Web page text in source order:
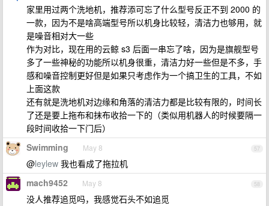
家里用过两个洗地机，推荐添可忘了什么型号反正不到 2000 的
一款，因为不是啥高端型号所以机身比较轻，清洁力也够用，就
是噪音相对大一些
作为对比，现在用的云鲸 s3 后面一串忘了啥，因为是旗舰型号
多了一些神秘的功能所以机身很重，清洁力好一些但是不多，手
感和噪音控制更好但是如果只考虑作为一个搞卫生的工具，不如
上面这款
还有就是洗地机对边缘和角落的清洁力都是比较有限的，时间长
了还是要上拖布和抹布收拾一下的（类似用机器人的时候要隔一
段时间收拾一下门后）
57
Swimming May 8
@leylew 我也看成了拖拉机
58
mach9452 May 8
没人推荐追觅吗，我感觉石头不如追觅